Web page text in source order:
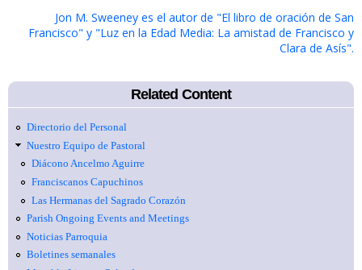
Jon M. Sweeney es el autor de "El libro de oración de San
Francisco" y "Luz en la Edad Media: La amistad de Francisco y
Clara de Asís".
Related Content
Directorio del Personal
Nuestro Equipo de Pastoral
Diácono Ancelmo Aguirre
Franciscanos Capuchinos
Las Hermanas del Sagrado Corazón
Parish Ongoing Events and Meetings
Noticias Parroquia
Boletines semanales